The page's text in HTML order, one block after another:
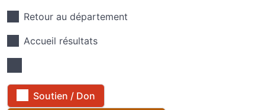
Retour au département
Accueil résultats
Soutien / Don